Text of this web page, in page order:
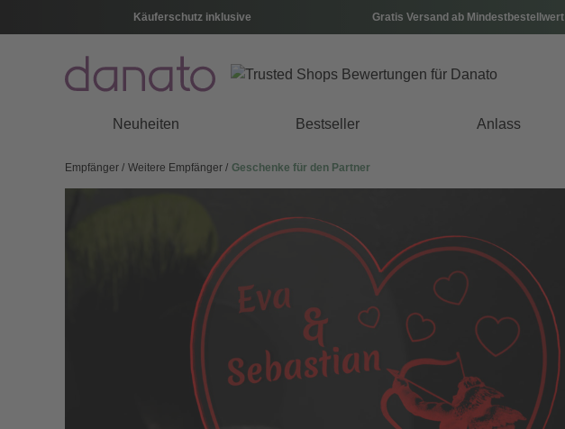
Käuferschutz inklusive Gratis Versand ab Mindestbestellwert
Neuheiten Bestseller Anlass
Empfänger Weitere Empfänger Geschenke für den Partner